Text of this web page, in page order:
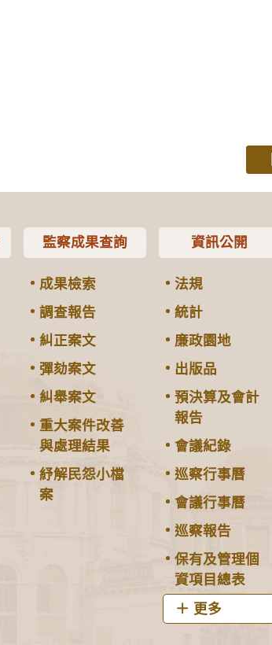
監察成果查詢
成果檢索
調查報告
糾正案文
彈劾案文
糾舉案文
重大案件改善
與處理結果
紓解民怨小檔
案
資訊公開
法規
統計
廉政園地
出版品
預決算及會計
報告
會議紀錄
巡察行事曆
會議行事曆
巡察報告
保有及管理個
資項目總表
更多